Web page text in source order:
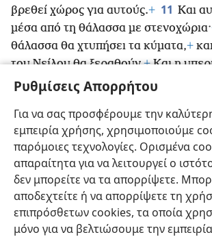
Ρυθμίσεις Απορρήτου
Για να σας προσφέρουμε την
εμπειρία χρήσης, χρησιμοποιούμε
παρόμοιες τεχνολογίες. Ορισμένα
απαραίτητα για να λειτουργεί ο
δεν μπορείτε να τα απορρίψετε.
αποδεχτείτε ή να απορρίψετε τη
επιπρόσθετων cookies, τα οποία
μόνο για να βελτιώσουμε την
βρεθεί χώρος για αυτούς.+ 11 Και
μέσα από τη θάλασσα με στενοχώρια·
θάλασσα θα χτυπήσει τα κύματα,+
του Νείλου θα ξεραθούν.+Και η
Ασσυρίας θα καταρριφθεί+και το
καταστήσω ανώτερους στον Ιεχωβά,
περπατούν σύμφωνα με το όνομά
Ιεχωβά».
Ελληνική Κοινή Χρήση